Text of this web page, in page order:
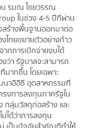
น รมณ ไชยวรรณ
ในช่วง 4-5 ปีที่ผ่าน
สร้างพื้นฐานออกมาต่อ
ไทยขยายตัวอย่างก้าว
กการเบิกจ่ายงบได้
ว่า รัฐบาลจะสามารถ
มากขึ้น โดยเฉพาะ
นาอีอีซี อุตสาหกรรมที่
รงการลงทุนภาครัฐใน
กลุ่มวัสดุก่อสร้าง และ
ได้ว่าการลงทุน